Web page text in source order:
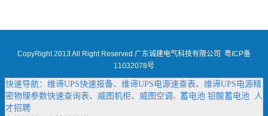
CopyRight 2013 All Right Reserved 广东诚建电气科技有限公司 粤ICP备
11032078号
快速导航： 维谛UPS快速报备、 维谛UPS电源速查表、 维谛UPS电源精
密物理参数快速查询表、 威图机柜、 威图空调、 蓄电池 铅酸蓄电池 人
才招聘